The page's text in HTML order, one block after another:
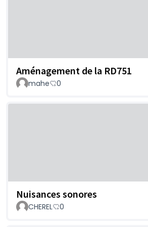
Aménagement de la RD751
mahe
0
Nuisances sonores
CHEREL
0